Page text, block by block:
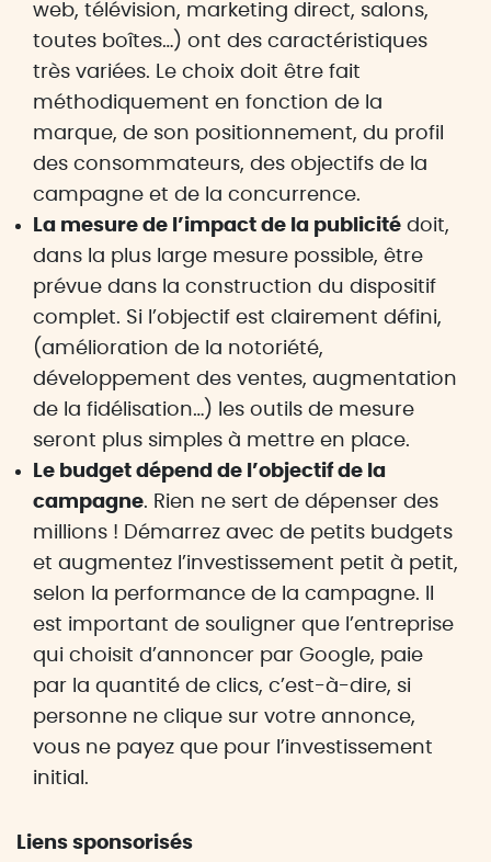
web, télévision, marketing direct, salons,
toutes boîtes…) ont des caractéristiques
très variées. Le choix doit être fait
méthodiquement en fonction de la
marque, de son positionnement, du profil
des consommateurs, des objectifs de la
campagne et de la concurrence.
La mesure de l’impact de la publicité doit,
dans la plus large mesure possible, être
prévue dans la construction du dispositif
complet. Si l’objectif est clairement défini,
(amélioration de la notoriété,
développement des ventes, augmentation
de la fidélisation…) les outils de mesure
seront plus simples à mettre en place.
Le budget dépend de l’objectif de la
campagne. Rien ne sert de dépenser des
millions ! Démarrez avec de petits budgets
et augmentez l’investissement petit à petit,
selon la performance de la campagne. Il
est important de souligner que l’entreprise
qui choisit d’annoncer par Google, paie
par la quantité de clics, c’est-à-dire, si
personne ne clique sur votre annonce,
vous ne payez que pour l’investissement
initial.
Liens sponsorisés